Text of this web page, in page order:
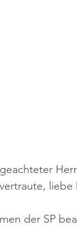
liebe
der SP